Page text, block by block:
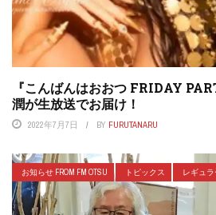
『こんばんはおおつ FRIDAY
潤が生放送でお届け！
2022年7月7日 BY FURUTANARU
お知らせ FROM FM OTSU トピックス レギュ